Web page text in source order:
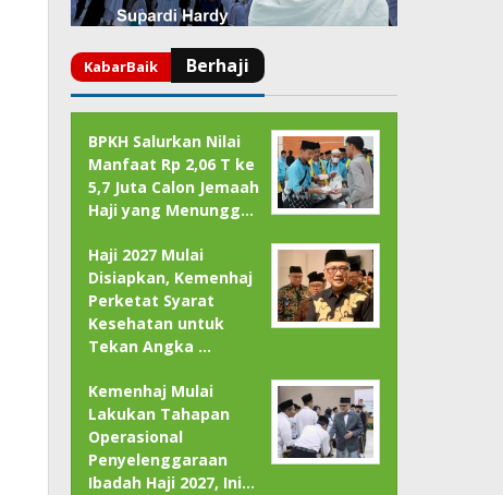
BPKH Salurkan Nilai
Manfaat Rp 2,06 T ke
5,7 Juta Calon Jemaah
Haji yang Menungg…
Haji 2027 Mulai
Disiapkan, Kemenhaj
Perketat Syarat
Kesehatan untuk
Tekan Angka …
Kemenhaj Mulai
Lakukan Tahapan
Operasional
Penyelenggaraan
Ibadah Haji 2027, Ini…